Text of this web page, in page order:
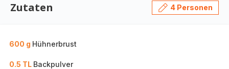
Zutaten 4 Personen
600 g Hühnerbrust
0.5 TL Backpulver